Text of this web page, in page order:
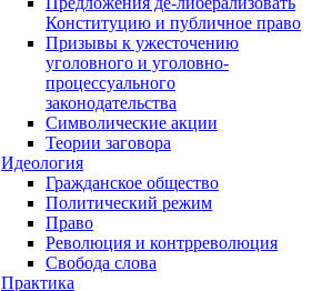
Конституцию и публичное право
Призывы к ужесточению
уголовного и уголовно-
процессуального
законодательства
Символические акции
Теории заговора
Идеология
Гражданское общество
Политический режим
Право
Революция и контрреволюция
Свобода слова
Практика